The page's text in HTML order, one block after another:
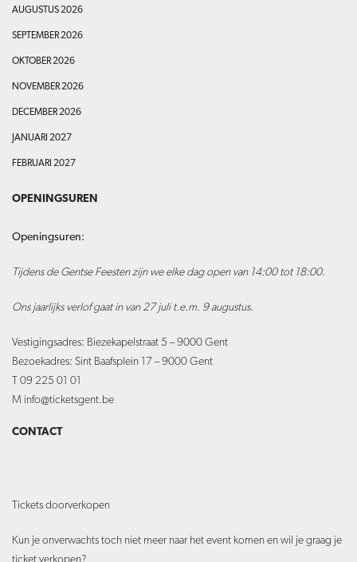
AUGUSTUS 2026
SEPTEMBER 2026
OKTOBER 2026
NOVEMBER 2026
DECEMBER 2026
JANUARI 2027
FEBRUARI 2027
OPENINGSUREN
Openingsuren:
Tijdens de Gentse Feesten zijn we elke dag open van 14:00 tot 18:00.
Ons jaarlijks verlof gaat in van 27 juli t.e.m. 9 augustus.
Vestigingsadres: Biezekapelstraat 5 – 9000 Gent
Bezoekadres: Sint Baafsplein 17 – 9000 Gent
T 09 225 01 01
M info@ticketsgent.be
CONTACT
Tickets doorverkopen
Kun je onverwachts toch niet meer naar het event komen en wil je graag je
ticket verkopen?